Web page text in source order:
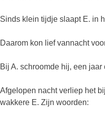
Sinds klein tijdje slaapt E. in
Daarom kon lief vannacht
Bij A. schroomde hij, een
Afgelopen nacht verliep het
wakkere E. Zijn woorden: